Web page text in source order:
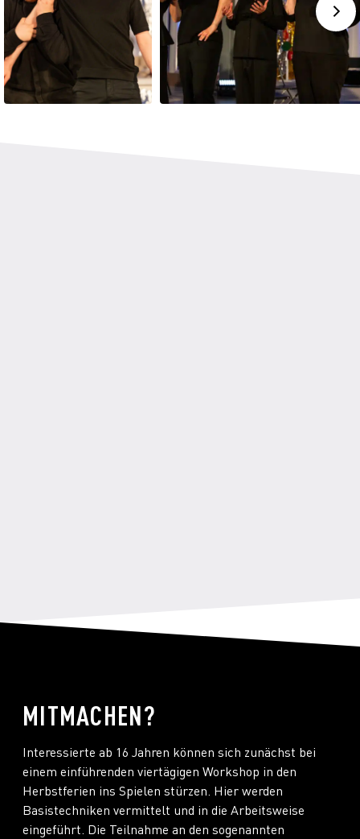
MITMACHEN?
Interessierte ab 16 Jahren können sich zunächst bei
einem einführenden viertägigen Workshop in den
Herbstferien ins Spielen stürzen. Hier werden
Basistechniken vermittelt und in die Arbeitsweise
eingeführt. Die Teilnahme an den sogenannten